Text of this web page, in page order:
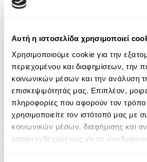
Αυτή η ιστοσελίδα χρησιμοποιεί
Χρησιμοποιούμε cookie για την
περιεχομένου και διαφημίσεων, την
κοινωνικών μέσων και την ανάλυση
επισκεψιμότητάς μας. Επιπλέον,
πληροφορίες που αφορούν τον
χρησιμοποιείτε τον ιστότοπό μας με
κοινωνικών μέσων, διαφήμισης και
οποίοι ενδεχομένως να τις
3.99€
eBook
Τα εύρετρα
Κική Δημουλά